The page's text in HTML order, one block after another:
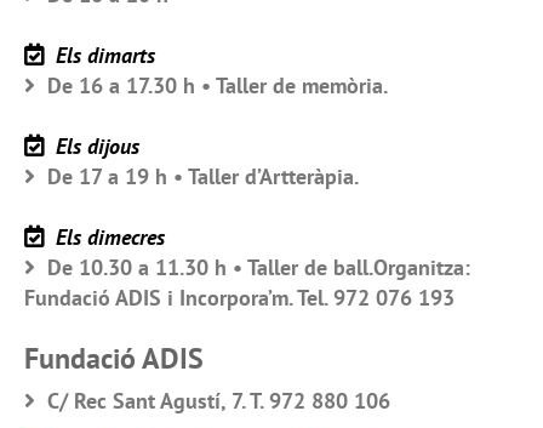
Els dimarts
De 16 a 17.30 h • Taller de memòria.
Els dijous
De 17 a 19 h • Taller d’Artteràpia.
Els dimecres
De 10.30 a 11.30 h • Taller de ball.Organitza:
Fundació ADIS i Incorpora’m. Tel. 972 076 193
Fundació ADIS
C/ Rec Sant Agustí, 7. T. 972 880 106